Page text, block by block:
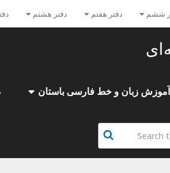
ششم دفتر هفتم دفتر هشتم
زبان و خط فارسی باستان